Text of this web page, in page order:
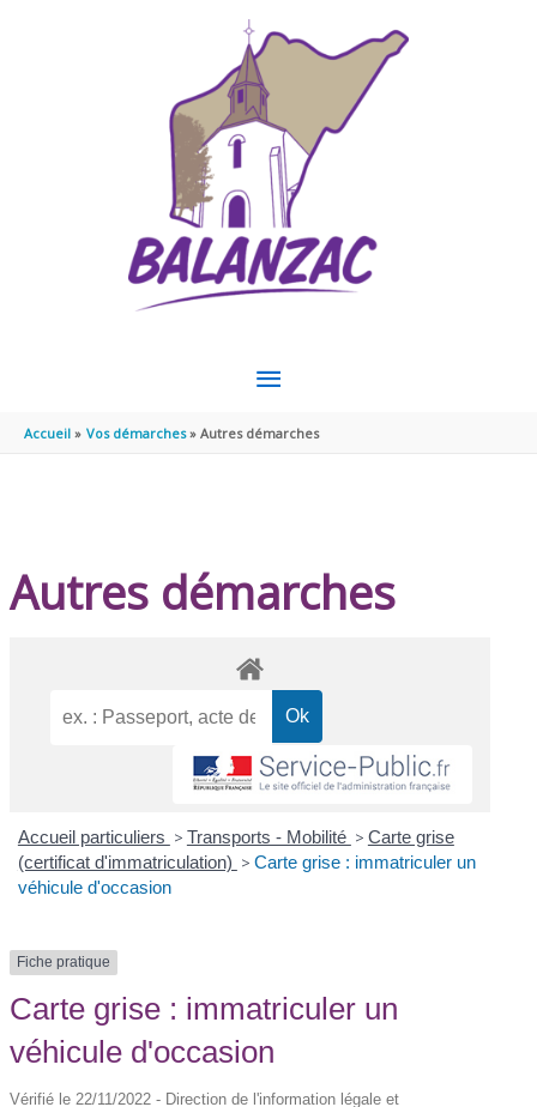
MENU
PRINCIPAL
Accueil Vos démarches Autres démarches
Autres démarches
Accueil particuliers > Transports - Mobilité > Carte grise
(certificat d'immatriculation) > Carte grise : immatriculer un
véhicule d'occasion
Fiche pratique
Carte grise : immatriculer un
véhicule d'occasion
Vérifié le 22/11/2022 - Direction de l'information légale et